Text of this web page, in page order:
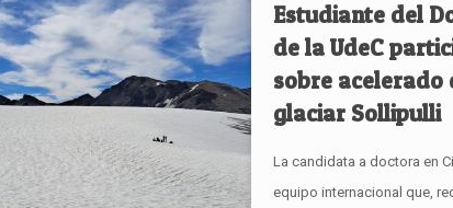
Estudiante del
de la UdeC
sobre
glaciar Sollipulli
La candidata a doctora en
equipo internacional que,